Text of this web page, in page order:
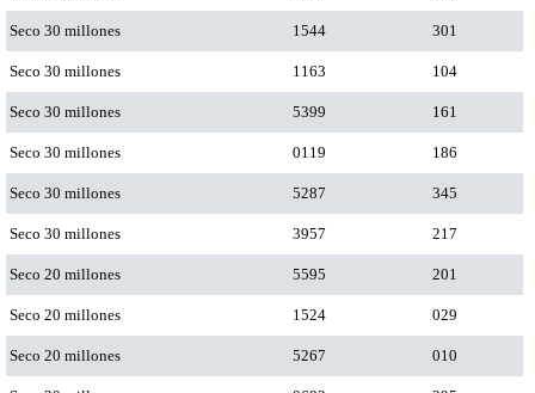
Seco 30 millones 1544 301
Seco 30 millones 1163 104
Seco 30 millones 5399 161
Seco 30 millones 0119 186
Seco 30 millones 5287 345
Seco 30 millones 3957 217
Seco 20 millones 5595 201
Seco 20 millones 1524 029
Seco 20 millones 5267 010